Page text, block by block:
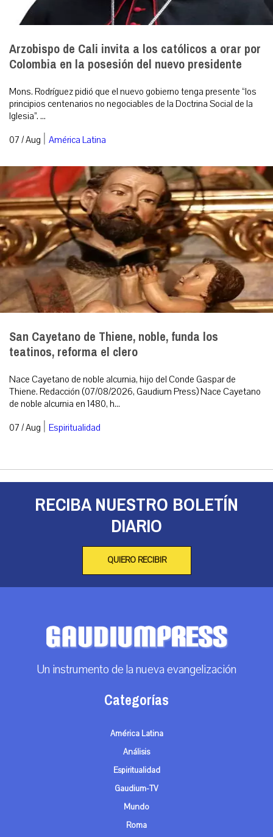
Arzobispo de Cali invita a los católicos a orar por
Colombia en la posesión del nuevo presidente
Mons. Rodríguez pidió que el nuevo gobierno tenga presente “los
principios centenarios no negociables de la Doctrina Social de la
Iglesia”. ...
07 / Aug | América Latina
San Cayetano de Thiene, noble, funda los
teatinos, reforma el clero
Nace Cayetano de noble alcurnia, hijo del Conde Gaspar de
Thiene. Redacción (07/08/2026, Gaudium Press) Nace Cayetano
de noble alcurnia en 1480, h...
07 / Aug | Espiritualidad
RECIBA NUESTRO BOLETÍN
DIARIO
QUIERO RECIBIR
Un instrumento de la nueva evangelización
Categorías
América Latina
Análisis
Espiritualidad
Gaudium-TV
Mundo
Roma